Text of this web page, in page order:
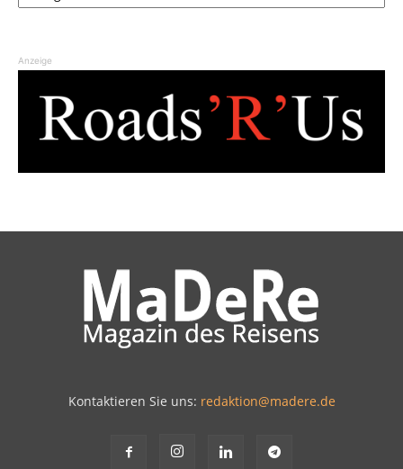
Anzeige
Kontaktieren Sie uns: redaktion@madere.de